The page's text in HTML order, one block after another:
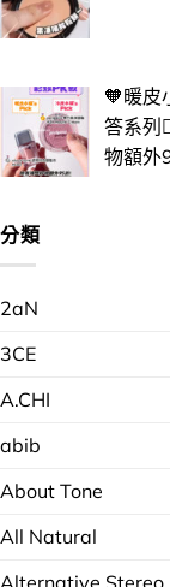
🧡暖皮
答系列
物額外
分類
2aN
3CE
A.CHI
abib
About Tone
All Natural